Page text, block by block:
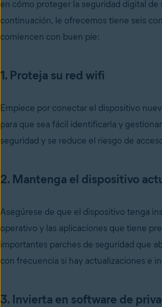
en cómo proteger la seguridad digital
continuación, le ofrecemos tiene seis
comiencen con buen pie:
1. Proteja su red wifi
Empiece por conectar el dispositivo
para que sea fácil identificarla y
seguridad y se reduce el riesgo de
2. Mantenga el dispositivo
Asegúrese de que el dispositivo tenga
operativo y las aplicaciones que tiene
importantes parches de seguridad que
con frecuencia si hay actualizaciones e
3. Invierta en software de